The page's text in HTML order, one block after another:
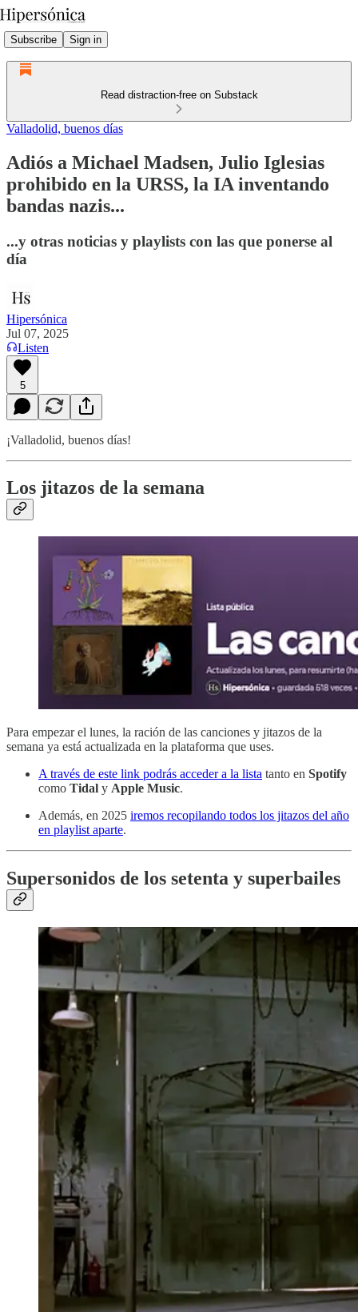
Subscribe Sign in
Read distraction-free on Substack
Valladolid, buenos días
Adiós a Michael Madsen, Julio Iglesias
prohibido en la URSS, la IA inventando
bandas nazis...
...y otras noticias y playlists con las que ponerse al
día
Hipersónica
Jul 07, 2025
Listen
5
¡Valladolid, buenos días!
Los jitazos de la semana
Para empezar el lunes, la ración de las canciones y jitazos de la
semana ya está actualizada en la plataforma que uses.
A través de este link podrás acceder a la lista tanto en Spotify
como Tidal y Apple Music.
Además, en 2025 iremos recopilando todos los jitazos del año
en playlist aparte.
Supersonidos de los setenta y superbailes